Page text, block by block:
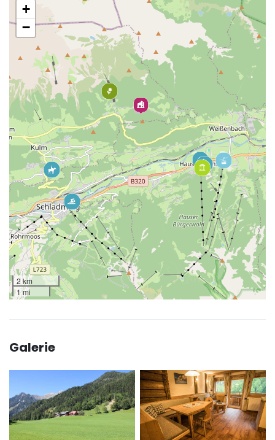
+
−
2 km
1 mi
Galerie